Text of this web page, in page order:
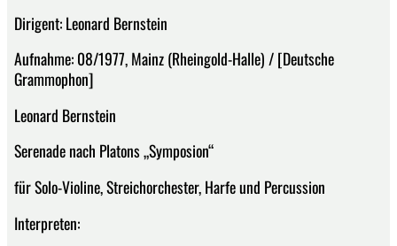
Dirigent: Leonard Bernstein
Aufnahme: 08/1977, Mainz (Rheingold-Halle) / [Deutsche
Grammophon]
Leonard Bernstein
Serenade nach Platons „Symposion“
für Solo-Violine, Streichorchester, Harfe und Percussion
Interpreten: